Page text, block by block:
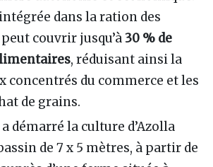
dans la ration des
couvrir jusqu’à30 % de
, réduisant ainsi la
concentrés du commerce et les
de grains.
démarré la culture d’Azolla
de 7 x 5 mètres, à partir de